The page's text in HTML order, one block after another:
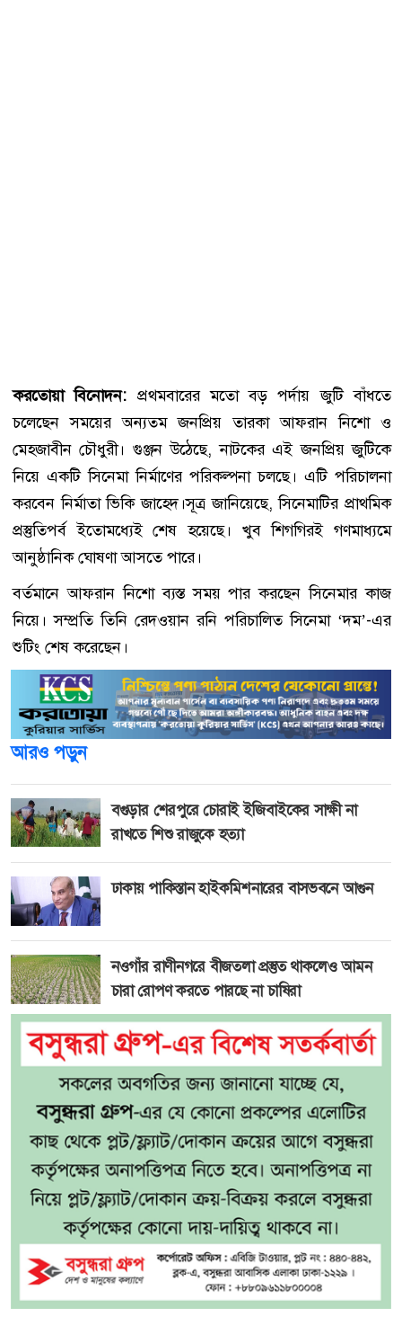
করতোয়া বিনোদন: প্রথমবারের মতো বড় পর্দায় জুটি বাঁধতে
চলেছেন সময়ের অন্যতম জনপ্রিয় তারকা আফরান নিশো ও
মেহজাবীন চৌধুরী। গুঞ্জন উঠেছে, নাটকের এই জনপ্রিয় জুটিকে
নিয়ে একটি সিনেমা নির্মাণের পরিকল্পনা চলছে। এটি পরিচালনা
করবেন নির্মাতা ভিকি জাহেদ।সূত্র জানিয়েছে, সিনেমাটির প্রাথমিক
প্রস্তুতিপর্ব ইতোমধ্যেই শেষ হয়েছে। খুব শিগগিরই গণমাধ্যমে
আনুষ্ঠানিক ঘোষণা আসতে পারে।
বর্তমানে আফরান নিশো ব্যস্ত সময় পার করছেন সিনেমার কাজ
নিয়ে। সম্প্রতি তিনি রেদওয়ান রনি পরিচালিত সিনেমা ‘দম’-এর
শুটিং শেষ করেছেন।
আরও পড়ুন
বগুড়ার শেরপুরে চোরাই ইজিবাইকের সাক্ষী না
রাখতে শিশু রাজুকে হত্যা
ঢাকায় পাকিস্তান হাইকমিশনারের বাসভবনে আগুন
নওগাঁর রাণীনগরে বীজতলা প্রস্তুত থাকলেও আমন
চারা রোপণ করতে পারছে না চাষিরা